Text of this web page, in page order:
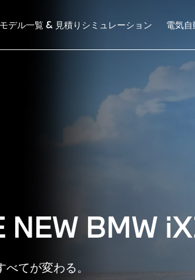
モデル一覧 & 見積りシミュレーション 電気
NEW BMW
てが変わる。